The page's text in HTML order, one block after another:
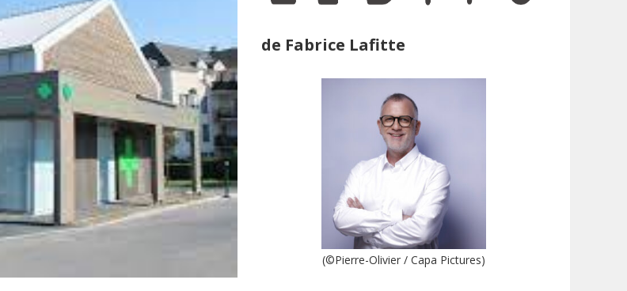
de Fabrice Lafitte
(©Pierre-Olivier / Capa Pictures)